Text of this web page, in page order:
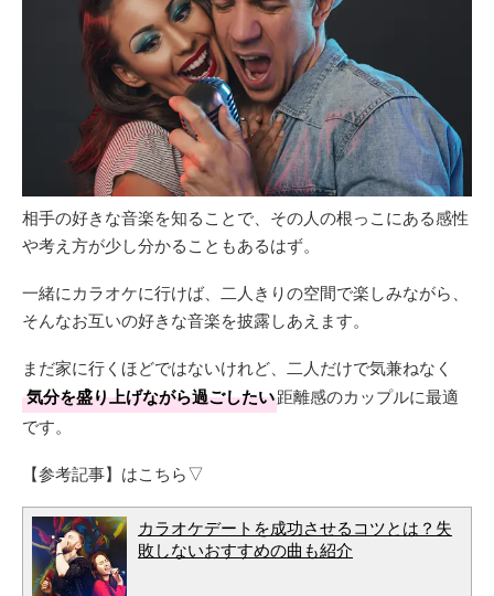
相手の好きな音楽を知ることで、その人の根っこにある感性
や考え方が少し分かることもあるはず。
一緒にカラオケに行けば、二人きりの空間で楽しみながら、
そんなお互いの好きな音楽を披露しあえます。
まだ家に行くほどではないけれど、二人だけで気兼ねなく
気分を盛り上げながら過ごしたい距離感のカップルに最適
です。
【参考記事】はこちら▽
カラオケデートを成功させるコツとは？失
敗しないおすすめの曲も紹介